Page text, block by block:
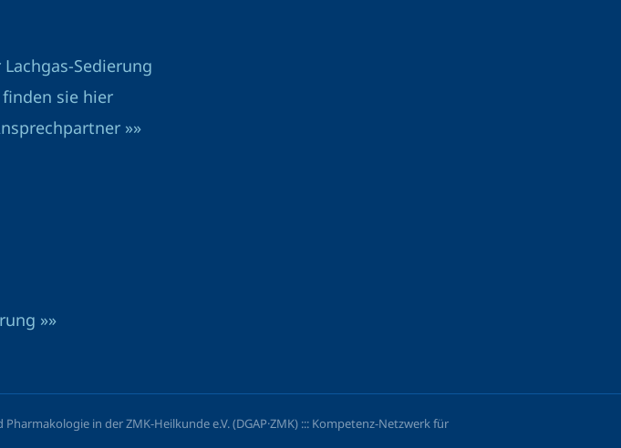
Sedierung
sie hier
»»
»»
in der ZMK-Heilkunde e.V. (DGAP·ZMK) ::: Kompetenz-Netzwerk für